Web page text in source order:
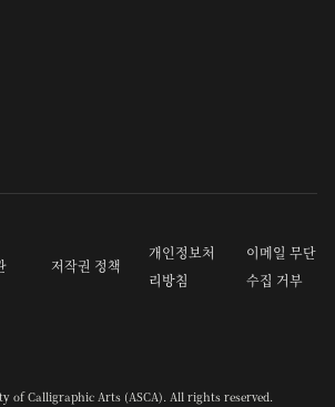
저작권 정책
개인정보처
리방침
이메일 무단
수집 거부
of Calligraphic Arts (ASCA). All rights reserved.